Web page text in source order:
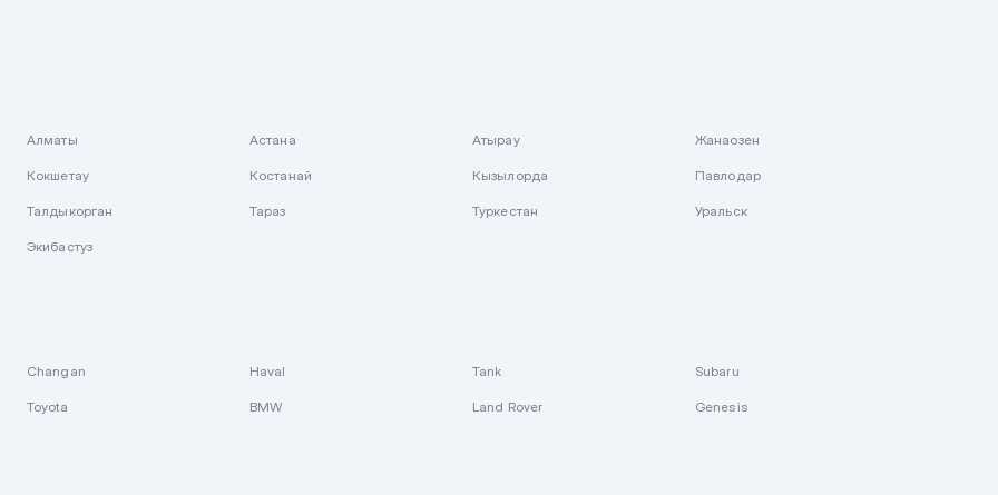
Алматы Астана Атырау Жанаозен
Кокшетау Костанай Кызылорда Павлодар
Талдыкорган Тараз Туркестан Уральск
Экибастуз
Changan Haval Tank Subaru
Toyota BMW Land Rover Genesis